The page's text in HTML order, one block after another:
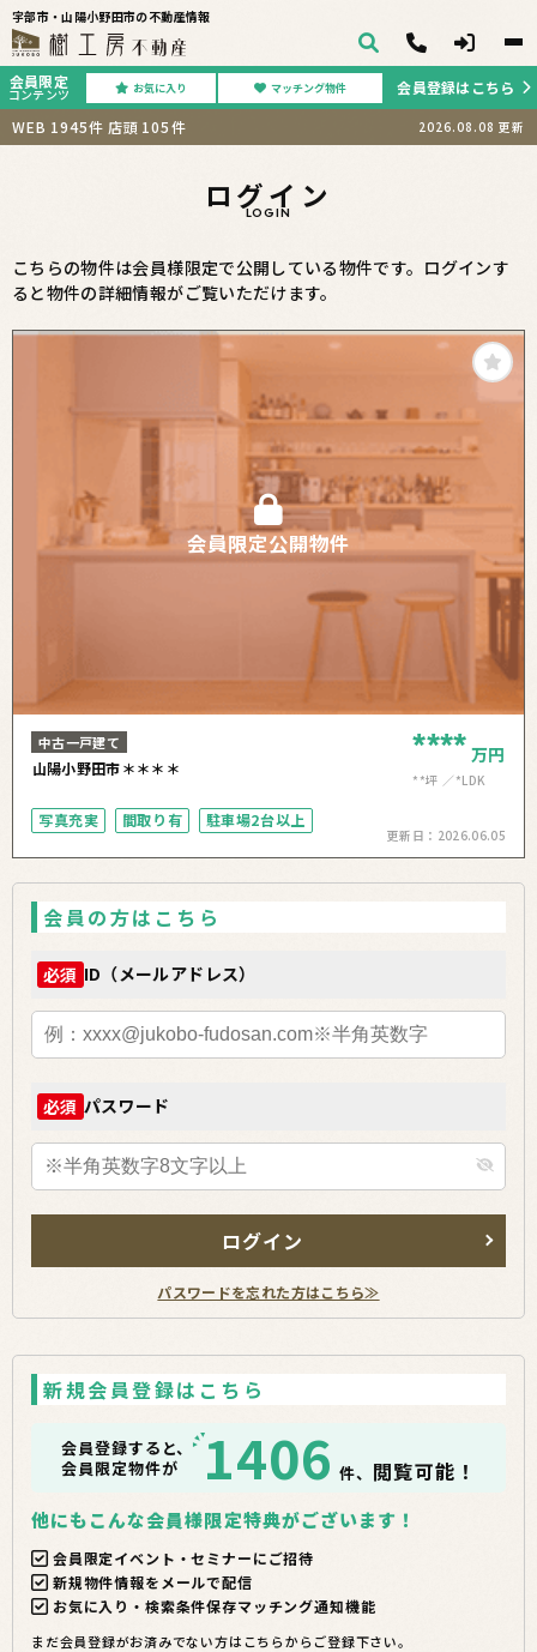
宇部市・山陽小野田市の不動産情報
会員限定
コンテンツ お気に入り マッチング物件
会員登録はこちら
WEB 1945件 店頭 105件 2026.08.08 更新
ログイン
LOGIN
こちらの物件は会員様限定で公開している物件です。ログインす
ると物件の詳細情報がご覧いただけます。
会員限定公開物件
中古一戸建て
山陽小野田市＊＊＊＊ **** 万円
**坪 *LDK
写真充実 間取り有 駐車場2台以上
更新日： 2026.06.05
会員の方はこちら
必須 ID（メールアドレス）
必須 パスワード
ログイン
パスワードを忘れた方はこちら≫
新規会員登録はこちら
会員登録すると、
会員限定物件が
1406 件、 閲覧可能！
他にもこんな会員様限定特典がございます！
会員限定イベント・セミナーにご招待
新規物件情報をメールで配信
お気に入り・検索条件保存マッチング通知機能
まだ会員登録がお済みでない方はこちらからご登録下さい。